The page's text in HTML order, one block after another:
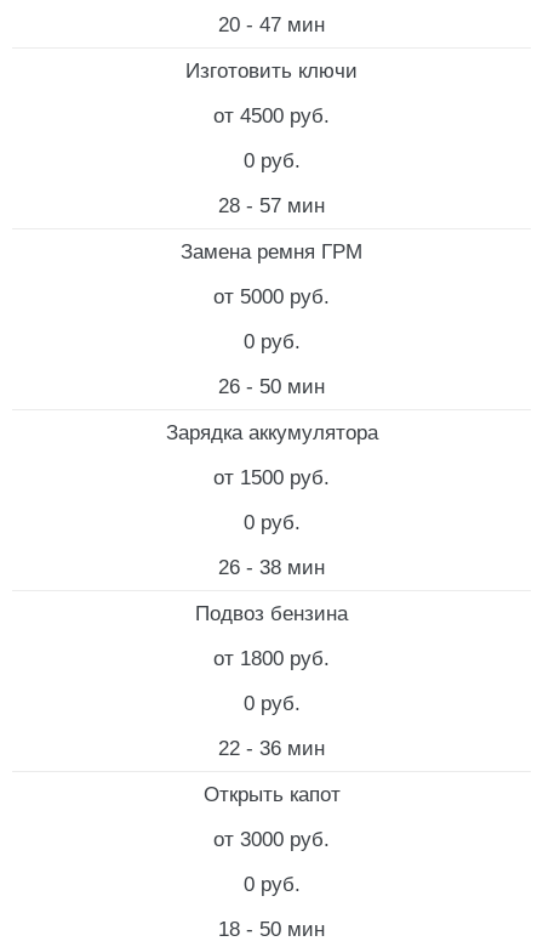
20 - 47 мин
Изготовить ключи
от 4500 руб.
0 руб.
28 - 57 мин
Замена ремня ГРМ
от 5000 руб.
0 руб.
26 - 50 мин
Зарядка аккумулятора
от 1500 руб.
0 руб.
26 - 38 мин
Подвоз бензина
от 1800 руб.
0 руб.
22 - 36 мин
Открыть капот
от 3000 руб.
0 руб.
18 - 50 мин